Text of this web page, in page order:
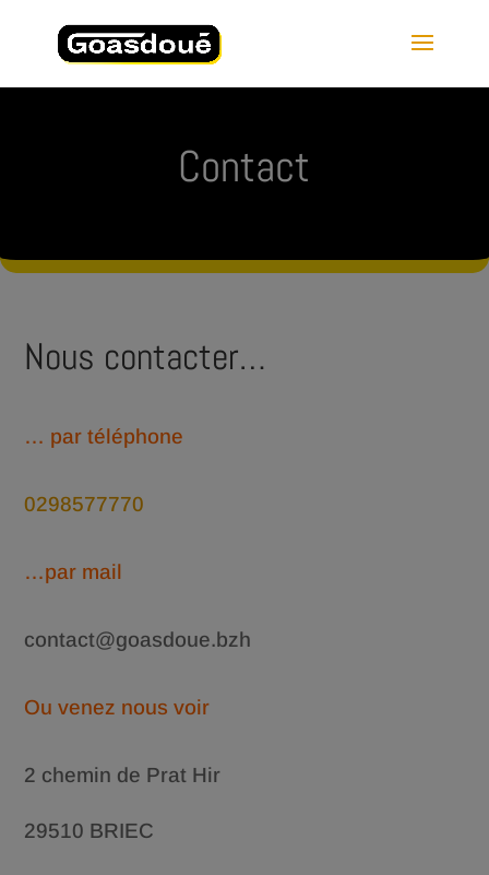
Contact
Nous contacter…
… par téléphone
0298577770
…par mail
contact@goasdoue.bzh
Ou venez nous voir
2 chemin de Prat Hir
29510 BRIEC